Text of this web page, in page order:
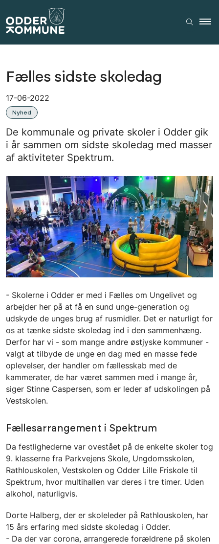
Fælles sidste skoledag
17-06-2022
Nyhed
De kommunale og private skoler i Odder gik
i år sammen om sidste skoledag med masser
af aktiviteter Spektrum.
- Skolerne i Odder er med i Fælles om Ungelivet og
arbejder her på at få en sund unge-generation og
udskyde de unges brug af rusmidler. Det er naturligt for
os at tænke sidste skoledag ind i den sammenhæng.
Derfor har vi - som mange andre østjyske kommuner -
valgt at tilbyde de unge en dag med en masse fede
oplevelser, der handler om fællesskab med de
kammerater, de har været sammen med i mange år,
siger Stinne Caspersen, som er leder af udskolingen på
Vestskolen.
Fællesarrangement i Spektrum
Da festlighederne var ovestået på de enkelte skoler tog
9. klasserne fra Parkvejens Skole, Ungdomsskolen,
Rathlouskolen, Vestskolen og Odder Lille Friskole til
Spektrum, hvor multihallen var deres i tre timer. Uden
alkohol, naturligvis.
Dorte Halberg, der er skoleleder på Rathlouskolen, har
15 års erfaring med sidste skoledag i Odder.
- Da der var corona, arrangerede forældrene på skolen